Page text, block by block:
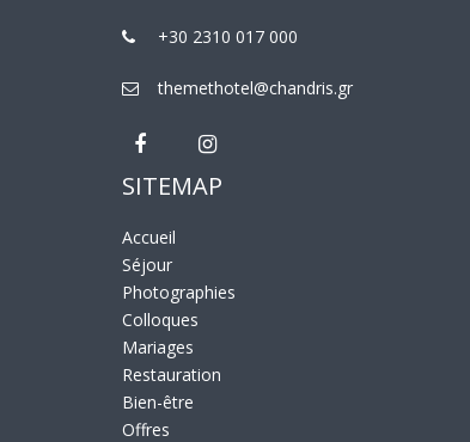
+30 2310 017 000
themethotel@chandris.gr
SITEMAP
Accueil
Séjour
Photographies
Colloques
Mariages
Restauration
Bien-être
Offres